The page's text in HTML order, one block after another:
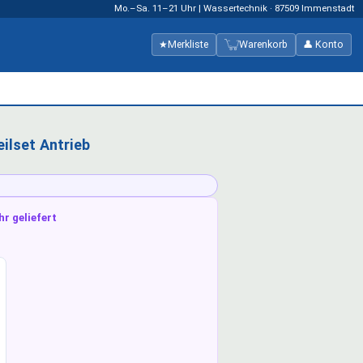
Mo.–Sa. 11–21 Uhr | Wassertechnik · 87509 Immenstadt
★ Merkliste Warenkorb 👤 Konto
Antrieb
geliefert